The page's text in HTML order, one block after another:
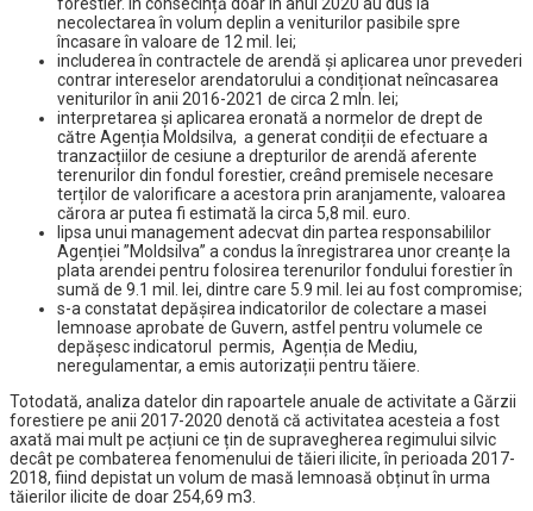
necolectarea în volum deplin a veniturilor pasibile spre
încasare în valoare de 12 mil. lei;
includerea în contractele de arendă și aplicarea unor prevederi
contrar intereselor arendatorului a condiționat neîncasarea
veniturilor în anii 2016-2021 de circa 2 mln. lei;
interpretarea și aplicarea eronată a normelor de drept de
către Agenția Moldsilva, a generat condiții de efectuare a
tranzacțiilor de cesiune a drepturilor de arendă aferente
terenurilor din fondul forestier, creând premisele necesare
terților de valorificare a acestora prin aranjamente, valoarea
cărora ar putea fi estimată la circa 5,8 mil. euro.
lipsa unui management adecvat din partea responsabililor
Agenției ”Moldsilva” a condus la înregistrarea unor creanțe la
plata arendei pentru folosirea terenurilor fondului forestier în
sumă de 9.1 mil. lei, dintre care 5.9 mil. lei au fost compromise;
s-a constatat depășirea indicatorilor de colectare a masei
lemnoase aprobate de Guvern, astfel pentru volumele ce
depășesc indicatorul permis, Agenția de Mediu,
neregulamentar, a emis autorizații pentru tăiere.
Totodată, analiza datelor din rapoartele anuale de activitate a Gărzii
forestiere pe anii 2017-2020 denotă că activitatea acesteia a fost
axată mai mult pe acțiuni ce țin de supravegherea regimului silvic
decât pe combaterea fenomenului de tăieri ilicite, în perioada 2017-
2018, fiind depistat un volum de masă lemnoasă obținut în urma
tăierilor ilicite de doar 254,69 m3.